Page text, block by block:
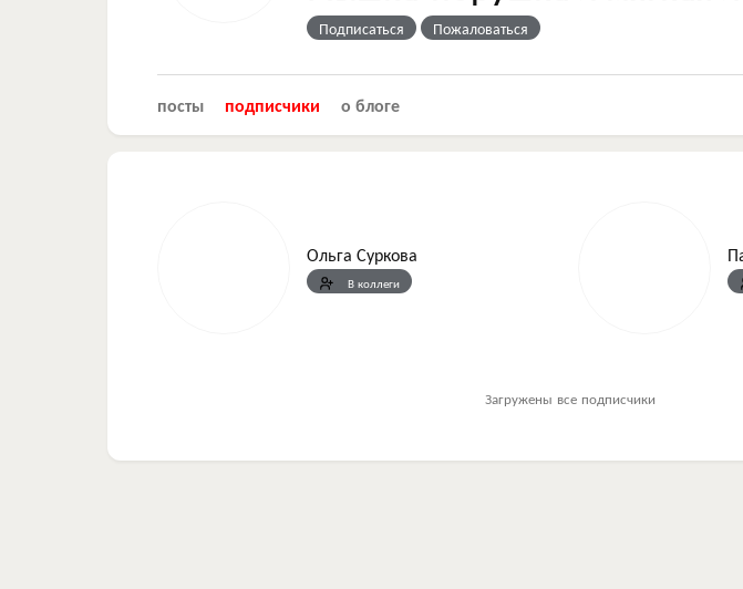
Подписаться Пожаловаться
посты подписчики о блоге
Ольга Суркова
В коллеги
Загружены все подписчики